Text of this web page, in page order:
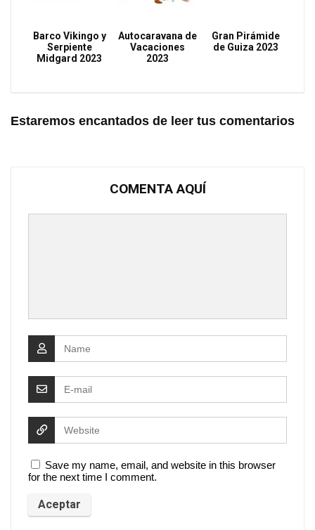
Barco Vikingo y
Serpiente
Midgard 2023
Autocaravana de
Vacaciones
2023
Gran Pirámide
de Guiza 2023
Estaremos encantados de leer tus comentarios
COMENTA AQUÍ
Save my name, email, and website in this browser
for the next time I comment.